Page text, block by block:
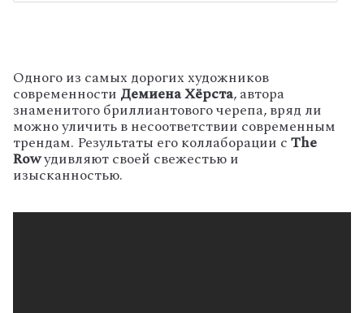
Одного из самых дорогих художников
современности Демиена Хёрста, автора
знаменитого бриллиантового черепа, вряд ли
можно уличить в несоответствии современным
трендам. Результаты его коллаборации сThe
Rowудивляют своей свежестью и
изысканностью.